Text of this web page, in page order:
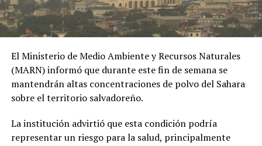
Policía capturó en
Ibagué a una joven de
19 años señalada de
extorsionar al hombre
con quien sostuvo una
relación
extramatrimonial, a
El Ministerio de Medio Ambiente y Recursos Naturales
(MARN) informó que durante este fin de semana se
mantendrán altas concentraciones de polvo del Sahara
sobre el territorio salvadoreño.
La institución advirtió que esta condición podría
representar un riesgo para la salud, principalmente